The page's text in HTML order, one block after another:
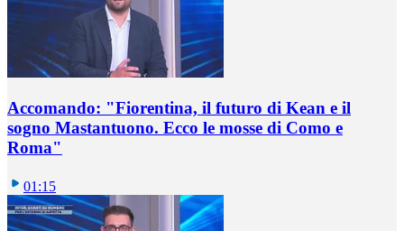
Accomando: "Fiorentina, il futuro di Kean e il
sogno Mastantuono. Ecco le mosse di Como e
Roma"
01:15